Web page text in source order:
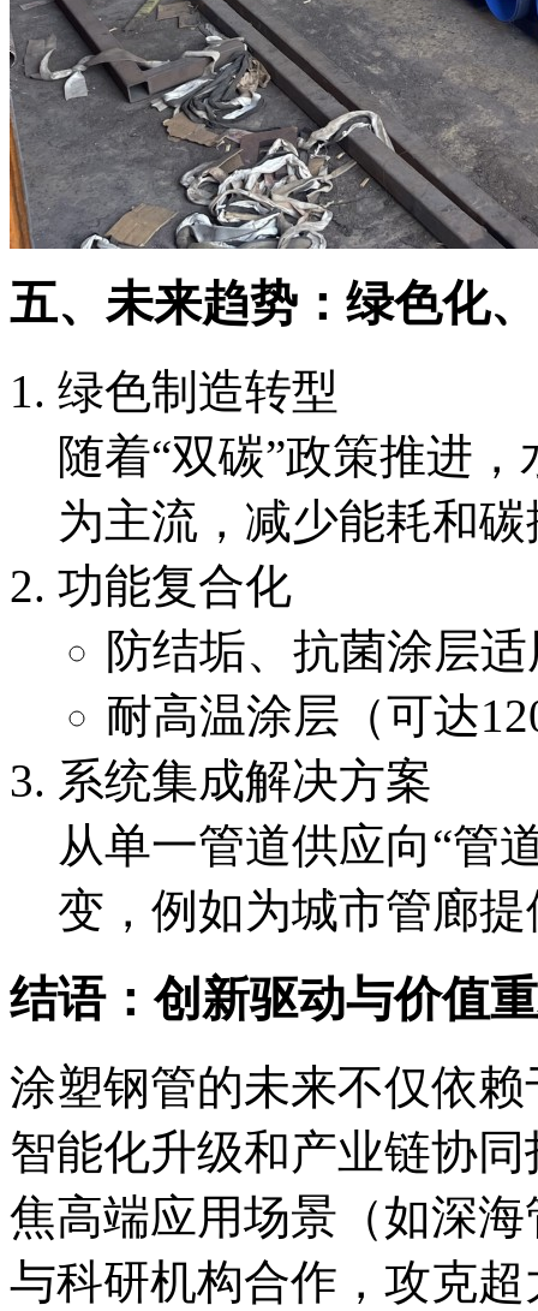
五、未来趋势：绿色化
绿色制造转型
随着“双碳”政策推进
为主流，减少能耗和
功能复合化
防结垢、抗菌涂层
耐高温涂层（可达
系统集成解决方案
从单一管道供应向“管
变，例如为城市管廊
结语：创新驱动与价值
涂塑钢管的未来不仅依
智能化升级和产业链协
焦高端应用场景（如深
与科研机构合作，攻克